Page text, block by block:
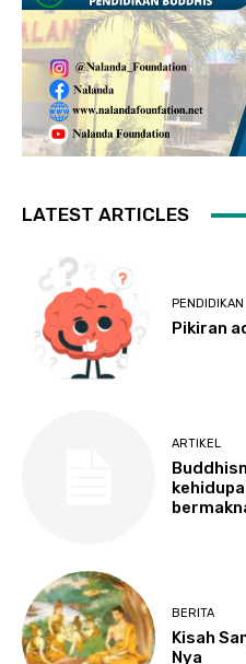
LATEST ARTICLES
PENDIDIKAN
Pikiran
ARTIKEL
BERITA
Kisah
Nya